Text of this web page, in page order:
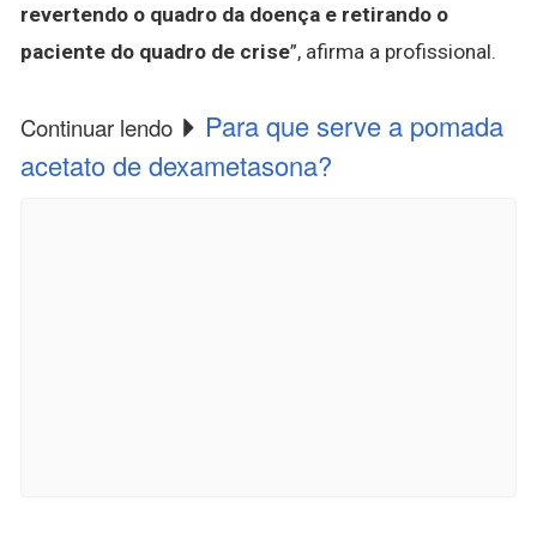
revertendo o quadro da doença e retirando o
paciente do quadro de crise”, afirma a profissional.
Continuar lendo
Para que serve a pomada
acetato de dexametasona?